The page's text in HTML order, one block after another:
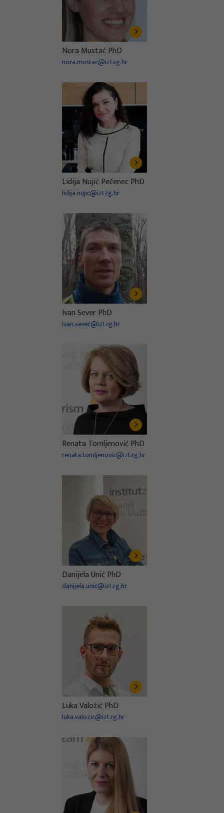
Nora Mustać PhD
nora.mustac@iztzg.hr
Lidija Nujić Pečenec PhD
lidija.nujic@iztzg.hr
Ivan Sever PhD
ivan.sever@iztzg.hr
Renata Tomljenović PhD
renata.tomljenovic@iztzg.hr
Danijela Unić PhD
danijela.unic@iztzg.hr
Luka Valožić PhD
luka.valozic@iztzg.hr